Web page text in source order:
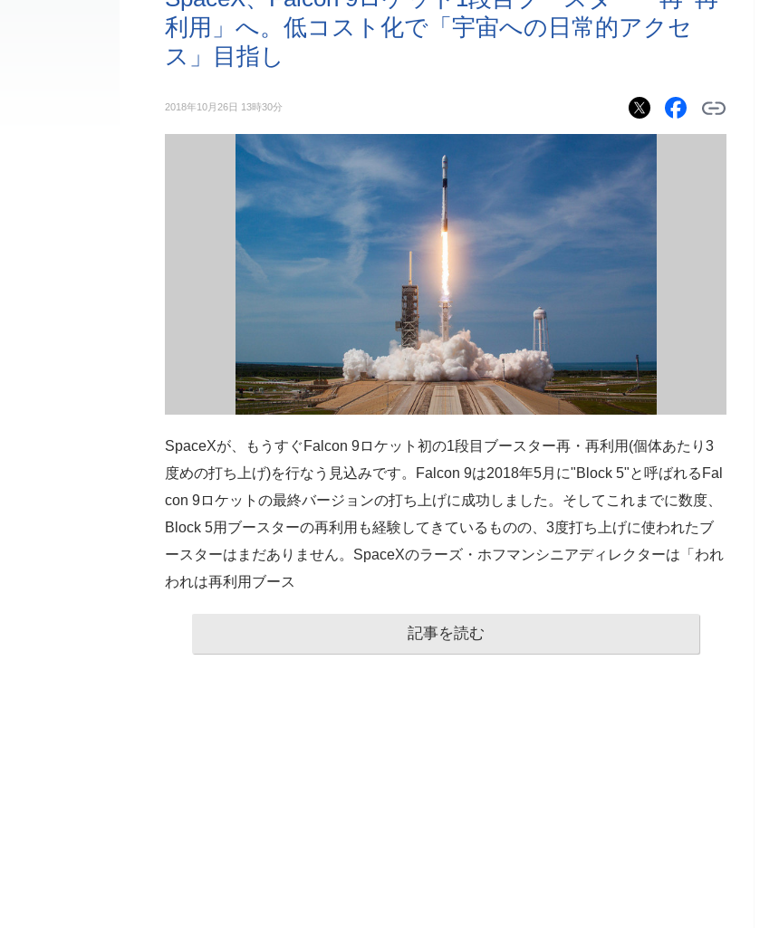
利用」へ。低コスト化で「宇宙への日常的アクセ
ス」目指し
2018年10月26日 13時30分
SpaceXが、もうすぐFalcon 9ロケット初の1段目ブースター再・再利用(個体あたり3
度めの打ち上げ)を行なう見込みです。Falcon 9は2018年5月に"Block 5"と呼ばれるFal
con 9ロケットの最終バージョンの打ち上げに成功しました。そしてこれまでに数度、
Block 5用ブースターの再利用も経験してきているものの、3度打ち上げに使われたブ
ースターはまだありません。SpaceXのラーズ・ホフマンシニアディレクターは「われ
われは再利用ブース
記事を読む